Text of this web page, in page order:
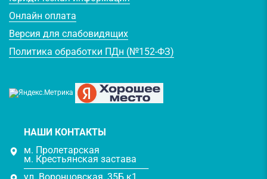
Онлайн оплата
Версия для слабовидящих
Политика обработки ПДн (№152-ФЗ)
НАШИ КОНТАКТЫ
м. Пролетарская
м. Крестьянская застава
───────────────────